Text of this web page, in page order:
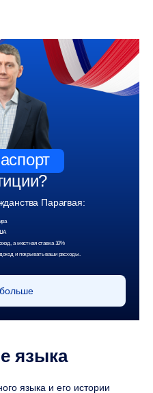
Парагвая:
а местная ставка 10%
и покрывать ваши расходы.
языка
языка и его истории